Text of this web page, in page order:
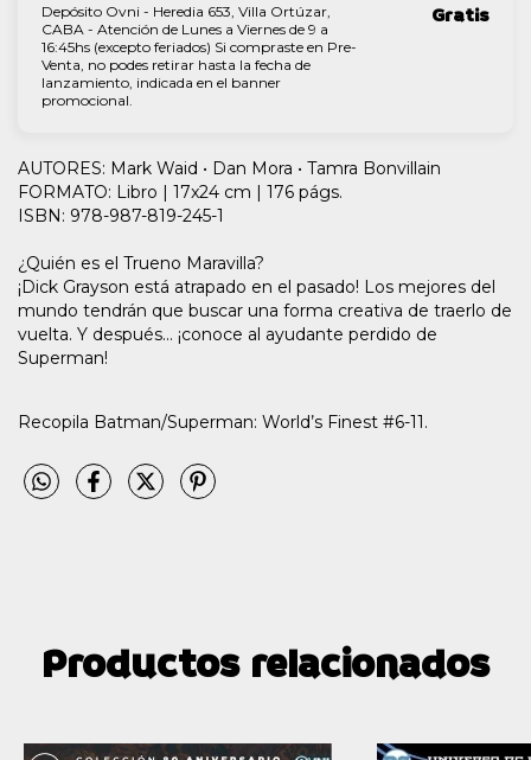
Depósito Ovni - Heredia 653, Villa Ortúzar,
CABA - Atención de Lunes a Viernes de 9 a
16:45hs (excepto feriados) Si compraste en Pre-
Venta, no podes retirar hasta la fecha de
lanzamiento, indicada en el banner
promocional.
Gratis
AUTORES: Mark Waid • Dan Mora • Tamra Bonvillain
FORMATO: Libro | 17x24 cm | 176 págs.
ISBN: 978-987-819-245-1
¿Quién es el Trueno Maravilla?
¡Dick Grayson está atrapado en el pasado! Los mejores del
mundo tendrán que buscar una forma creativa de traerlo de
vuelta. Y después... ¡conoce al ayudante perdido de
Superman!
Recopila Batman/Superman: World’s Finest #6-11.
Productos relacionados